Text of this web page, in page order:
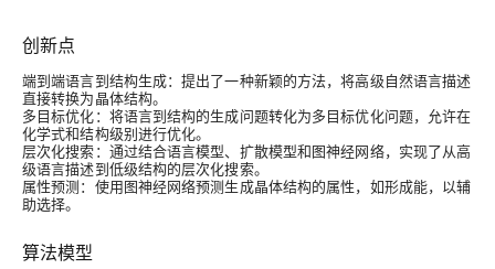
创新点
端到端语言到结构生成：提出了一种新颖的方法，将高级自然语言描述
直接转换为晶体结构。
多目标优化：将语言到结构的生成问题转化为多目标优化问题，允许在
化学式和结构级别进行优化。
层次化搜索：通过结合语言模型、扩散模型和图神经网络，实现了从高
级语言描述到低级结构的层次化搜索。
属性预测：使用图神经网络预测生成晶体结构的属性，如形成能，以辅
助选择。
算法模型